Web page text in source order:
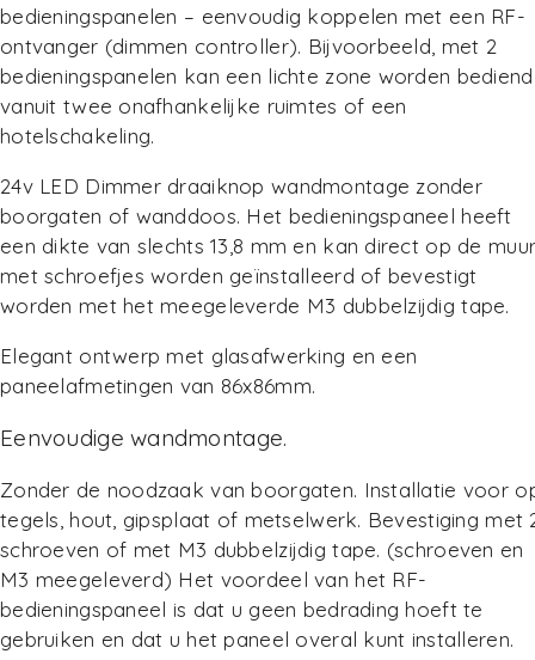
bedieningspanelen – eenvoudig koppelen met een RF-
ontvanger (dimmen controller). Bijvoorbeeld, met 2
bedieningspanelen kan een lichte zone worden bediend
vanuit twee onafhankelijke ruimtes of een
hotelschakeling.
24v LED Dimmer draaiknop wandmontage zonder
boorgaten of wanddoos. Het bedieningspaneel heeft
een dikte van slechts 13,8 mm en kan direct op de
met schroefjes worden geïnstalleerd of bevestigt
worden met het meegeleverde M3 dubbelzijdig tape.
Elegant ontwerp met glasafwerking en een
paneelafmetingen van 86x86mm.
Eenvoudige wandmontage.
Zonder de noodzaak van boorgaten. Installatie voor
tegels, hout, gipsplaat of metselwerk. Bevestiging met
schroeven of met M3 dubbelzijdig tape. (schroeven en
M3 meegeleverd) Het voordeel van het RF-
bedieningspaneel is dat u geen bedrading hoeft te
gebruiken en dat u het paneel overal kunt installeren.